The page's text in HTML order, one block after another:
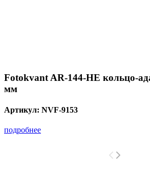
Fotokvant AR-144-HE кольцо-
мм
Артикул: NVF-9153
подробнее